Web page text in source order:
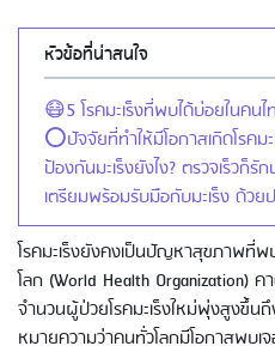
หัวข้อที่น่าสนใจ
😷5 โรคมะเร็งที่พบได้บ่อยในคนไ
⭕ปัจจัยที่ทำให้มีโอกาสเกิดโรคมะ
ป้องกันมะเร็งยังไง? ตรวจเร็วก็รัก
เตรียมพร้อมรับมือกับมะเร็ง ด้วย
โรคมะเร็งยังคงเป็นปัญหาสุขภาพที่พ
โลก (World Health Organization)
จำนวนผู้ป่วยโรคมะเร็งใหม่พุ่งสูงขึ้
หมายความว่าคนทั่วโลกมีโอกาสพบเ